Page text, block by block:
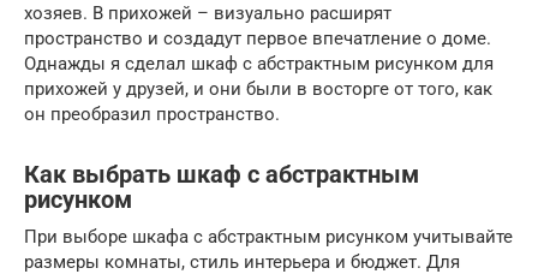
хозяев. В прихожей – визуально расширят
пространство и создадут первое впечатление о доме.
Однажды я сделал шкаф с абстрактным рисунком для
прихожей у друзей, и они были в восторге от того, как
он преобразил пространство.
Как выбрать шкаф с абстрактным
рисунком
При выборе шкафа с абстрактным рисунком учитывайте
размеры комнаты, стиль интерьера и бюджет. Для